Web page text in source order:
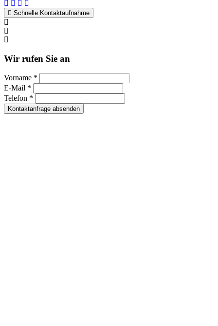
Schnelle Kontaktaufnahme
Wir rufen Sie an
Vorname *
E-Mail *
Telefon *